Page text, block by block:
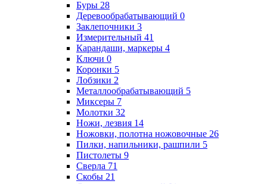
Буры 28
Деревообрабатывающий 0
Заклепочники 3
Измерительный 41
Карандаши, маркеры 4
Ключи 0
Коронки 5
Лобзики 2
Металлообрабатывающий 5
Миксеры 7
Молотки 32
Ножи, лезвия 14
Ножовки, полотна ножовочные 26
Пилки, напильники, рашпили 5
Пистолеты 9
Сверла 71
Скобы 21